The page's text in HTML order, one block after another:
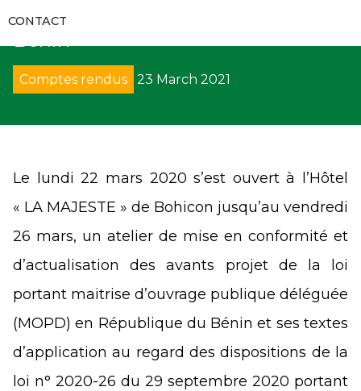
APPELS D’OFFRES
FORMATIONS
CODES DES MARCHÉS PUBLICS
DÉCRETS
ARRÊTÉS
CIRCULAIRES
RECOURS
DÉNONCIATION
SOLLICIATION DE CONCILIATION
ARBITRAGE
REMISE DE PÉNALITÉS
COLLECTE DE DONNÉES
VIDÉOS
CONTACT
délégué (MOPD) en République du
Bénin
Comptes rendus 23 March 2021
Le lundi 22 mars 2020 s’est ouvert à l’Hôtel
« LA MAJESTE » de Bohicon jusqu’au vendredi
26 mars, un atelier de mise en conformité et
d’actualisation des avants projet de la loi
portant maitrise d’ouvrage publique déléguée
(MOPD) en République du Bénin et ses textes
d’application au regard des dispositions de la
loi n° 2020-26 du 29 septembre 2020 portant